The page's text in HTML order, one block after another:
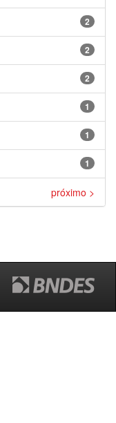
2
2
2
1
1
1
próximo >